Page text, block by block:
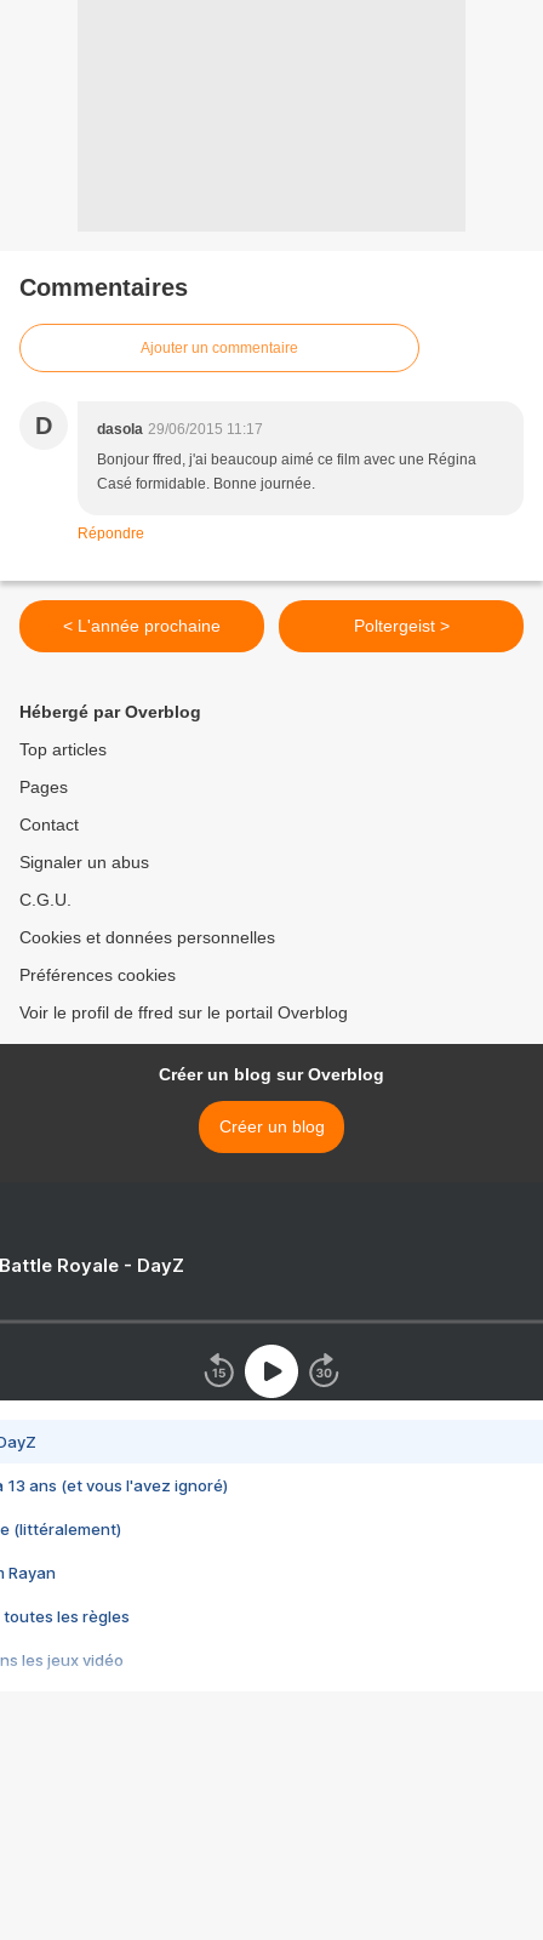
Commentaires
Ajouter un commentaire
D dasola 29/06/2015 11:17
Bonjour ffred, j'ai beaucoup aimé ce film avec une Régina
Casé formidable. Bonne journée.
Répondre
< L'année prochaine Poltergeist >
Hébergé par Overblog
Top articles
Pages
Contact
Signaler un abus
C.G.U.
Cookies et données personnelles
Préférences cookies
Voir le profil de ffred sur le portail Overblog
Créer un blog sur Overblog
Créer un blog
Royale - DayZ
13 ans (et vous l'avez ignoré)
(littéralement)
Rayan
toutes les règles
les jeux vidéo